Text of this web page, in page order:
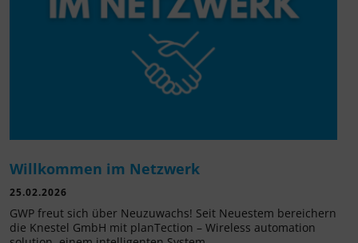
Willkommen im Netzwerk
25.02.2026
GWP freut sich über Neuzuwachs! Seit Neuestem bereichern
die Knestel GmbH mit planTection – Wireless automation